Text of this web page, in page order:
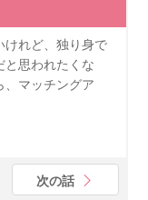
けれど、独り身で
と思われたくな
、マッチングア
次の話